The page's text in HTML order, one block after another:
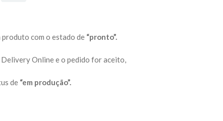
produto com o estado de “pronto”.
Online e o pedido for aceito,
de “em produção”.